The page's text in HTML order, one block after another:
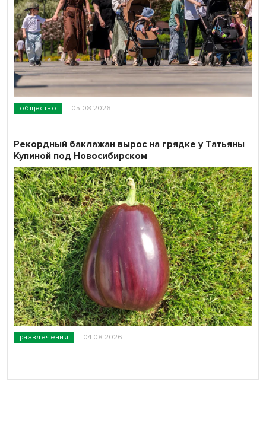
общество 05.08.2026
развлечения 04.08.2026
Рекордный баклажан вырос на грядке у Татьяны
Купиной под Новосибирском